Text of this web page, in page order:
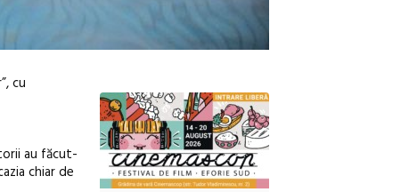
cu
au făcut-
chiar de